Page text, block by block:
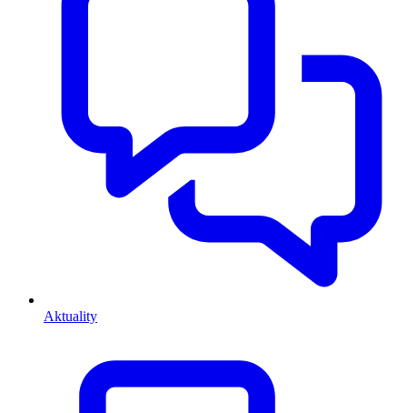
Aktuality